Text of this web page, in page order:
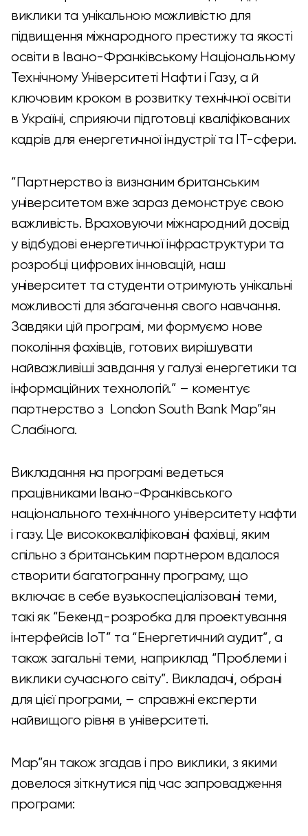
виклики та унікальною можливістю для
підвищення міжнародного престижу та якості
освіти в Івано-Франківському Національному
Технічному Університеті Нафти і Газу, а й
ключовим кроком в розвитку технічної освіти
в Україні, сприяючи підготовці кваліфікованих
кадрів для енергетичної індустрії та ІТ-сфери.
“Партнерство із визнаним британським
університетом вже зараз демонструє свою
важливість. Враховуючи міжнародний досвід
у відбудові енергетичної інфраструктури та
розробці цифрових інновацій, наш
університет та студенти отримують унікальні
можливості для збагачення свого навчання.
Завдяки цій програмі, ми формуємо нове
покоління фахівців, готових вирішувати
найважливіші завдання у галузі енергетики та
інформаційних технологій.” – коментує
партнерство з London South Bank Мар”ян
Слабінога.
Викладання на програмі ведеться
працівниками Івано-Франківського
національного технічного університету нафти
і газу. Це висококваліфіковані фахівці, яким
спільно з британським партнером вдалося
створити багатогранну програму, що
включає в себе вузькоспеціалізовані теми,
такі як “Бекенд-розробка для проектування
інтерфейсів IoT” та “Енергетичний аудит”, а
також загальні теми, наприклад “Проблеми і
виклики сучасного світу”. Викладачі, обрані
для цієї програми, – справжні експерти
найвищого рівня в університеті.
Мар”ян також згадав і про виклики, з якими
довелося зіткнутися під час запровадження
програми: